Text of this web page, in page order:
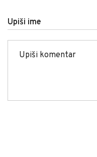
Upiši ime